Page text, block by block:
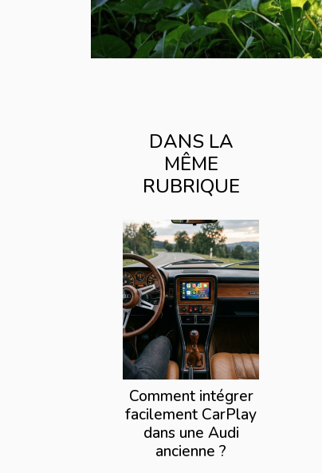
DANS LA
MÊME
RUBRIQUE
Comment intégrer
facilement CarPlay
dans une Audi
ancienne ?